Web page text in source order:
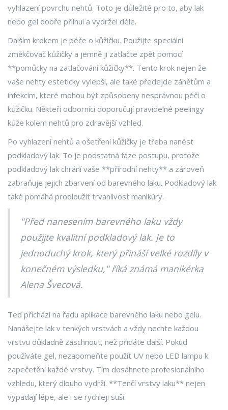
vyhlazení povrchu nehtů. Toto je důležité pro to, aby lak
nebo gel dobře přilnul a vydržel déle.
Dalším krokem je péče o kůžičku. Použijte speciální
změkčovač kůžičky a jemně ji zatlačte zpět pomocí
**pomůcky na zatlačování kůžičky**. Tento krok nejen že
vaše nehty esteticky vylepší, ale také předejde zánětům a
infekcím, které mohou být způsobeny nesprávnou péčí o
kůžičku. Někteří odborníci doporučují pravidelné peelingy
kůže kolem nehtů pro zdravější vzhled.
Po vyhlazení nehtů a ošetření kůžičky je třeba nanést
podkladový lak. To je podstatná fáze postupu, protože
podkladový lak chrání vaše **přírodní nehty** a zároveň
zabraňuje jejich zbarvení od barevného laku. Podkladový lak
také pomáhá prodloužit trvanlivost manikúry.
"Před nanesením barevného laku vždy
použijte kvalitní podkladový lak. Je to
jednoduchý krok, který přináší velké rozdíly v
konečném výsledku," říká známá manikérka
Alena Švecová.
Teď přichází na řadu aplikace barevného laku nebo gelu.
Nanášejte lak v tenkých vrstvách a vždy nechte každou
vrstvu důkladně zaschnout, než přidáte další. Pokud
používáte gel, nezapomeňte použít UV nebo LED lampu k
zapečetění každé vrstvy. Tím dosáhnete profesionálního
vzhledu, který dlouho vydrží. **Tenčí vrstvy laku** nejen
vypadají lépe, ale i se rychleji suší.